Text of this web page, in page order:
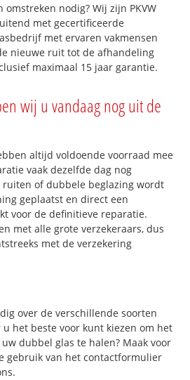
nodig? Wij zijn PKVW
met gecertificeerde
met ervaren vakmensen
nieuwe ruit tot de afhandeling
maximaal 15 jaar garantie.
wij u vandaag nog uit de
altijd voldoende voorraad mee
vaak dezelfde dag nog
ruiten of dubbele beglazing wordt
geplaatst en direct een
voor de definitieve reparatie.
met alle grote verzekeraars, dus
met de verzekering
over de verschillende soorten
het beste voor kunt kiezen om het
dubbel glas te halen? Maak voor
gebruik van het contactformulier